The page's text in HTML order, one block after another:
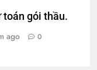
gói thầu.
ago 0